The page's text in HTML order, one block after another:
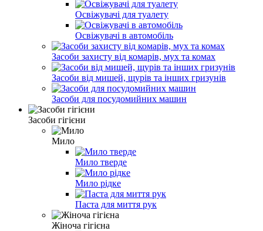
Освіжувачі для туалету
Освіжувачі в автомобіль
Засоби захисту від комарів, мух та комах
Засоби від мишей, щурів та інших гризунів
Засоби для посудомийних машин
Засоби гігієни
Мило
Мило тверде
Мило рідке
Паста для миття рук
Жіноча гігієна